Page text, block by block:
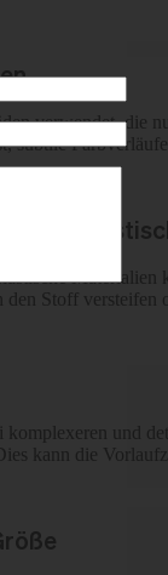
verwendet, die
subtile
und
Materialien
Stoff versteifen
komplexeren und
kann die